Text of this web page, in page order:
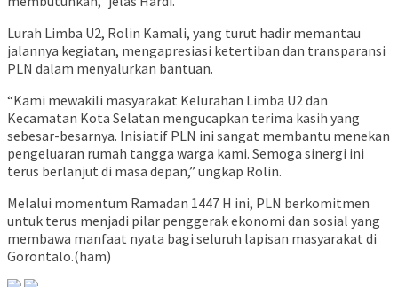
Lurah Limba U2, Rolin Kamali, yang turut hadir memantau
jalannya kegiatan, mengapresiasi ketertiban dan transparansi
PLN dalam menyalurkan bantuan.
“Kami mewakili masyarakat Kelurahan Limba U2 dan
Kecamatan Kota Selatan mengucapkan terima kasih yang
sebesar-besarnya. Inisiatif PLN ini sangat membantu menekan
pengeluaran rumah tangga warga kami. Semoga sinergi ini
terus berlanjut di masa depan,” ungkap Rolin.
Melalui momentum Ramadan 1447 H ini, PLN berkomitmen
untuk terus menjadi pilar penggerak ekonomi dan sosial yang
membawa manfaat nyata bagi seluruh lapisan masyarakat di
Gorontalo.(ham)